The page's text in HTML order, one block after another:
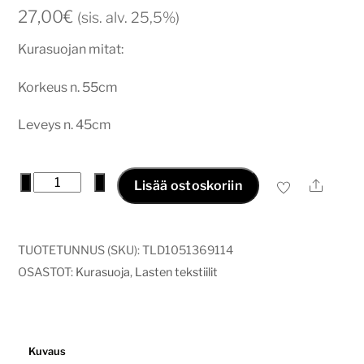
27,00€ (sis. alv. 25,5%)
Kurasuojan mitat:
Korkeus n. 55cm
Leveys n. 45cm
Kurasuoja
määrä
Lisää ostoskoriin Ale
TUOTETUNNUS (SKU):TLD1051369114
OSASTOT: Kurasuoja, Lasten tekstiilit
Kuvaus